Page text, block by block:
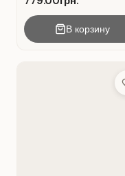
В корзину